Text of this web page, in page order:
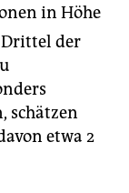
in Höhe
Drittel der
schätzen
etwa 2